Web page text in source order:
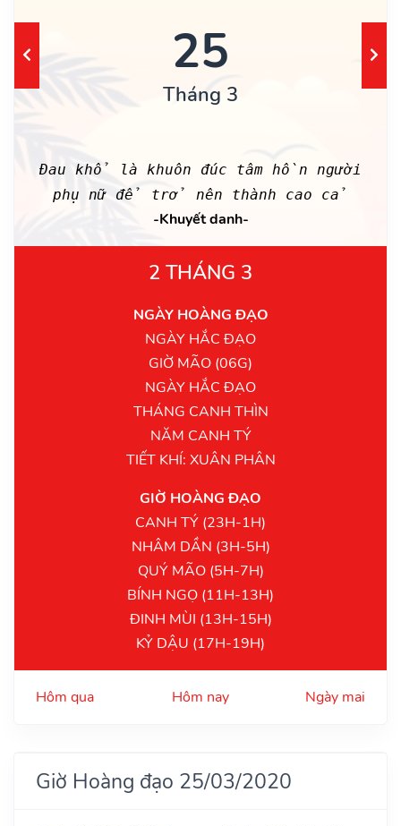
25
Tháng 3
Đau khổ là khuôn đúc tâm hồn người
phụ nữ để trở nên thành cao cả
-Khuyết danh-
2 THÁNG 3
NGÀY HOÀNG ĐẠO
NGÀY HẮC ĐẠO
GIỜ MÃO (06G)
NGÀY HẮC ĐẠO
THÁNG CANH THÌN
NĂM CANH TÝ
TIẾT KHÍ: XUÂN PHÂN
GIỜ HOÀNG ĐẠO
CANH TÝ (23H-1H)
NHÂM DẦN (3H-5H)
QUÝ MÃO (5H-7H)
BÍNH NGỌ (11H-13H)
ĐINH MÙI (13H-15H)
KỶ DẬU (17H-19H)
Hôm qua Hôm nay Ngày mai
Giờ Hoàng đạo 25/03/2020